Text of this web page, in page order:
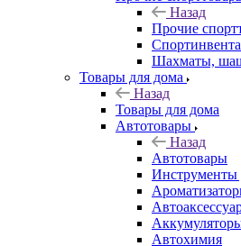
Назад
Прочие
Шахматы,
Товары для дома
Назад
Товары для дома
Автотовары
Назад
Автотовары
Инструменты
Автохимия